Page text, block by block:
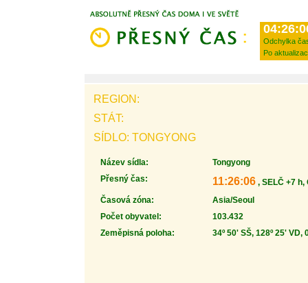
Odchylka
Po
REGION:
STÁT:
SÍDLO: TONGYONG
Název sídla:
Tongyong
Přesný čas:
11:26:06 , SELČ +7 h,
Časová zóna:
Asia/Seoul
Počet obyvatel:
103.432
Zeměpisná poloha:
34º 50' SŠ, 128º 25' VD,